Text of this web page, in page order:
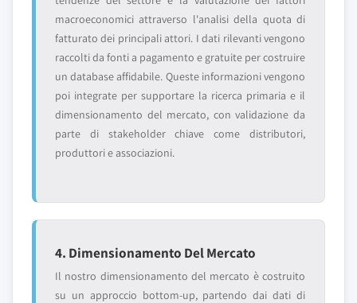
macroeconomici attraverso l'analisi della quota di
fatturato dei principali attori. I dati rilevanti vengono
raccolti da fonti a pagamento e gratuite per costruire
un database affidabile. Queste informazioni vengono
poi integrate per supportare la ricerca primaria e il
dimensionamento del mercato, con validazione da
parte di stakeholder chiave come distributori,
produttori e associazioni.
4. Dimensionamento Del Mercato
Il nostro dimensionamento del mercato è costruito
su un approccio bottom-up, partendo dai dati di